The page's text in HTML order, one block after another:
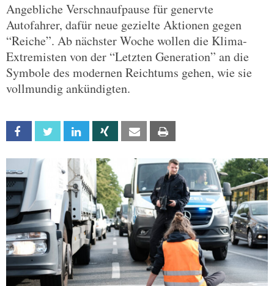
Angebliche Verschnaufpause für genervte
Autofahrer, dafür neue gezielte Aktionen gegen
“Reiche”. Ab nächster Woche wollen die Klima-
Extremisten von der “Letzten Generation” an die
Symbole des modernen Reichtums gehen, wie sie
vollmundig ankündigten.
Facebook Twitter Linkedin Xing Email